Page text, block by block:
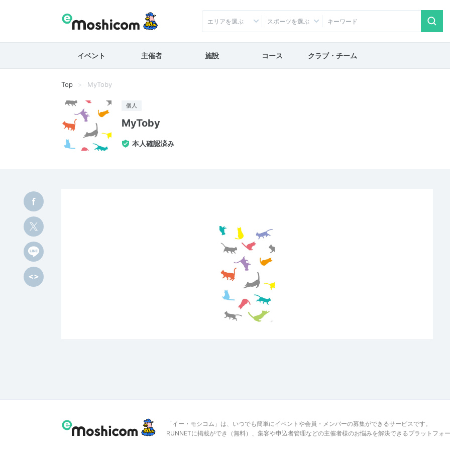
エリアを選ぶ スポーツを選ぶ
イベント 主催者 施設 コース クラブ・チーム
Top MyToby
個人
MyToby
本人確認済み
「イー・モシコム」は、いつでも簡単にイベントや会員・メンバーの募集ができるサービスです。
RUNNETに掲載ができ（無料）、集客や申込者管理などの主催者様のお悩みを解決できるプラットフォー